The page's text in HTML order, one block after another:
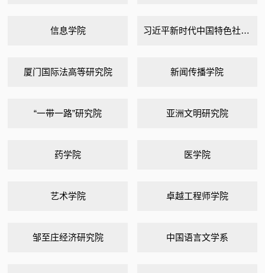
信息学院 习近平新时代中国特色社会主义思想研究中心
厦门国际法高等研究院 新闻传播学院
“一带一路”研究院 亚洲文明研究院
药学院 医学院
艺术学院 卓越工程师学院
邹至庄经济研究院 中国语言文学系